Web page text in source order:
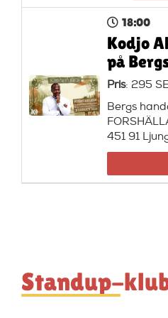
18:00
Kodjo
på
Pris: 295
Bergs
451 91
Standup-